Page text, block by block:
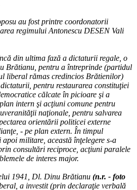
au fost printre coordonatorii
regimului Antonescu DESEN Vali
din ultima fază a dictaturii regale, o
Brătianu, pentru a întreprinde (partidul
liberal rămas credincios Brătienilor)
pentru restaurarea constituţiei
călcate în picioare şi a
intern şi acţiuni comune pentru
naţionale, pentru salvarea
orientării politicei externe
- pe plan extern. În timpul
militare, această înţelegere s-a
consultări reciproce, acţiuni paralele
de interes major.
1941, Dl. Dinu Brătianu (n.r. - foto
a investit (prin declaraţie verbală